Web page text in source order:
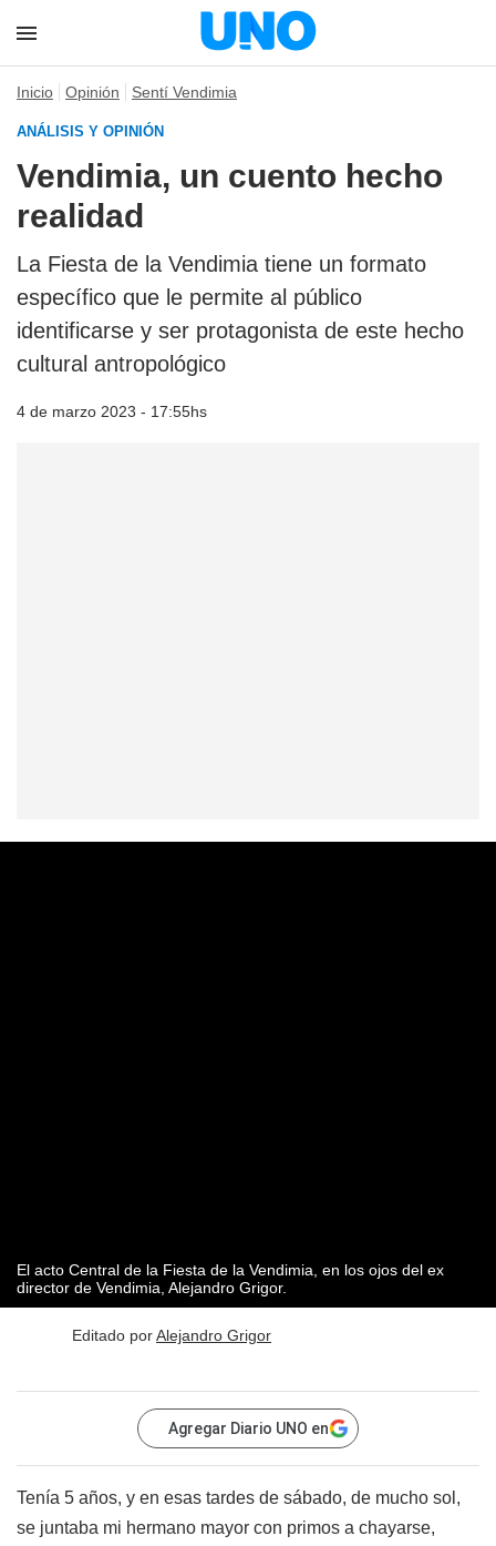
Inicio Opinión Sentí Vendimia
ANÁLISIS Y OPINIÓN
Vendimia, un cuento hecho
realidad
La Fiesta de la Vendimia tiene un formato
específico que le permite al público
identificarse y ser protagonista de este hecho
cultural antropológico
4 de marzo 2023 - 17:55hs
El acto Central de la Fiesta de la Vendimia, en los ojos del ex
director de Vendimia, Alejandro Grigor.
Editado porAlejandro Grigor
Agregar Diario UNO en
Tenía 5 años, y en esas tardes de sábado, de mucho sol,
se juntaba mi hermano mayor con primos a chayarse,